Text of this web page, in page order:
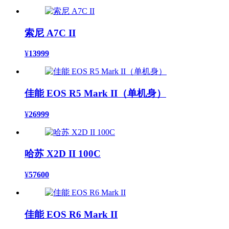
索尼 A7C II
¥13999
佳能 EOS R5 Mark II（单机身）
¥26999
哈苏 X2D II 100C
¥57600
佳能 EOS R6 Mark II